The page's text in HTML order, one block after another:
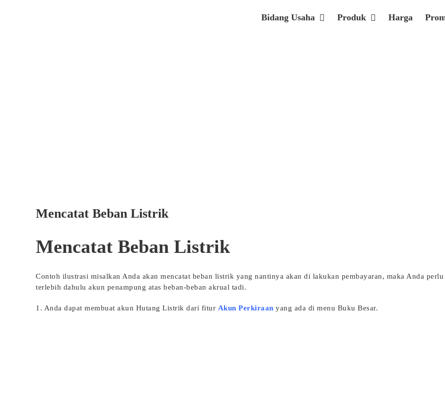
Bidang Usaha Produk Harga
Mencatat Beban Listrik
Mencatat Beban Listrik
Contoh ilustrasi misalkan Anda akan mencatat beban listrik yang nantinya akan di lakukan pembayaran, maka Anda perlu
terlebih dahulu akun penampung atas beban-beban akrual tadi.
1. Anda dapat membuat akun Hutang Listrik dari fitur Akun Perkiraan yang ada di menu Buku Besar.